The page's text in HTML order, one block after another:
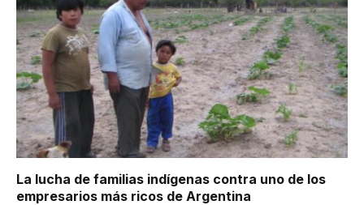
La lucha de familias indígenas contra uno de los
empresarios más ricos de Argentina